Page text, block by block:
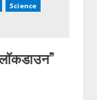
Science